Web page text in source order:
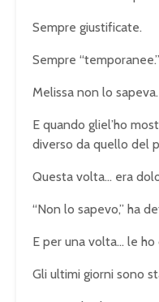
Sempre giustificate.
Sempre “temporanee.”
Melissa non lo sapeva.
E quando gliel’ho
diverso da quello del
Questa volta… era
“Non lo sapevo,” ha
E per una volta… le ho
Gli ultimi giorni sono